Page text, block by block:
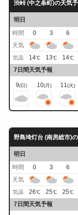
渋峠 (中之条町)の天気
明日
時間
0 3 6
天気
気温 14℃ 13℃ 14℃
7日間天気予報
9(日) 10(月) 11(火)
野島埼灯台 (南房総市)
明日
時間
0 3 6
天気
気温 26℃ 25℃ 25℃
7日間天気予報